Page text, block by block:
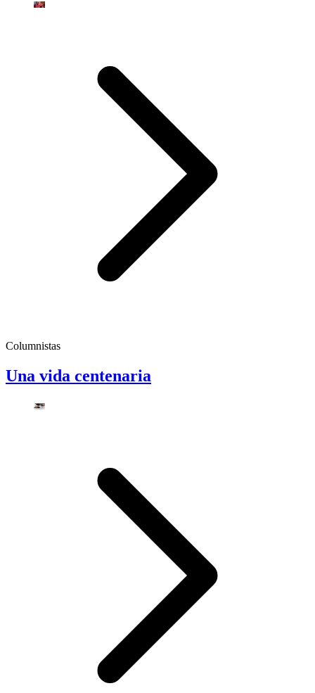
Columnistas
Una vida centenaria